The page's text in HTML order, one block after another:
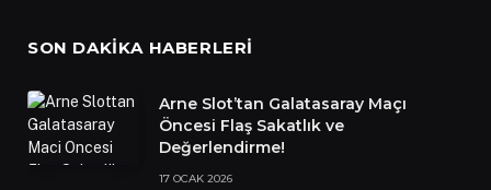
SON DAKIKA HABERLERI
Arne Slot’tan Galatasaray Maçı
Öncesi Flaş Sakatlık ve
Değerlendirme!
17 OCAK 2026